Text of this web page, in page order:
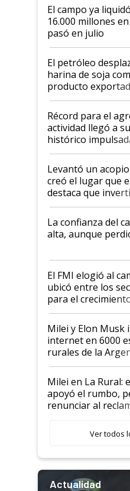
El campo ya
16.000 millones
pasó en julio
El petróleo
harina de soja
producto
el agro aportó
diez dólares y
liderazgo en un
récord
Récord para el
actividad llegó a
histórico
cosecha y las
Levantó un
creó el lugar que
destaca que
kirchnerismo era
plata a un hijo
Juan Félix
que de una dura
de Milei
La confianza del
alta, aunque
El FMI elogió al
ubicó entre los
para el
Milei y Elon Musk
internet en 6000
rurales de la
a un acuerdo con
Milei en La Rural:
apoyó el rumbo,
renunciar al
Ver todos
Actualidad